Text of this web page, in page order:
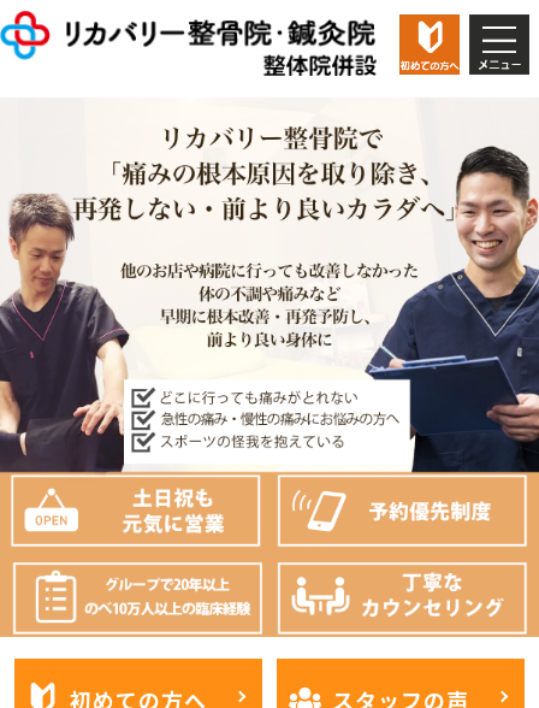
店舗一覧
初めての方へ スタッフの声